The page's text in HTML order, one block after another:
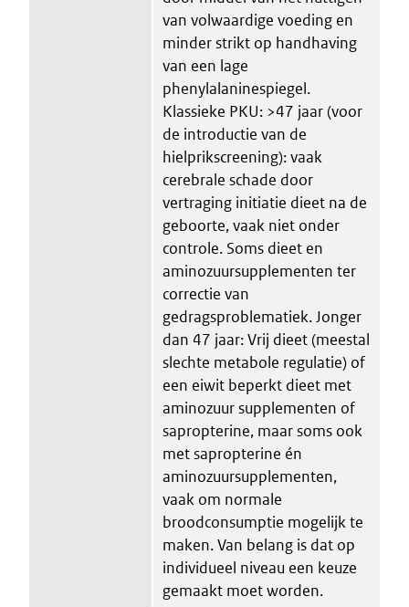
van volwaardige voeding en
minder strikt op handhaving
van een lage
phenylalaninespiegel.
Klassieke PKU: >47 jaar (voor
de introductie van de
hielprikscreening): vaak
cerebrale schade door
vertraging initiatie dieet na de
geboorte, vaak niet onder
controle. Soms dieet en
aminozuursupplementen ter
correctie van
gedragsproblematiek. Jonger
dan 47 jaar: Vrij dieet (meestal
slechte metabole regulatie) of
een eiwit beperkt dieet met
aminozuur supplementen of
sapropterine, maar soms ook
met sapropterine én
aminozuursupplementen,
vaak om normale
broodconsumptie mogelijk te
maken. Van belang is dat op
individueel niveau een keuze
gemaakt moet worden.